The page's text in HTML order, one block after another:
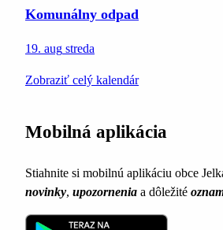
Komunálny odpad
19. aug streda
Zobraziť celý kalendár
Mobilná aplikácia
Stiahnite si mobilnú aplikáciu obce
novinky, upozornenia a dôležité